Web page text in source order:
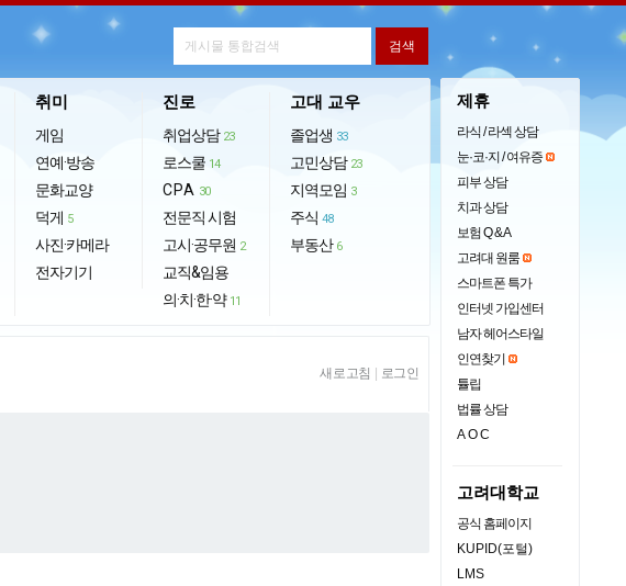
취미
게임
연예·방송
문화교양
덕게 5
사진·카메라
전자기기
진로
취업상담 23
로스쿨 14
CPA 30
전문직 시험
고시·공무원 2
교직&임용
의·치·한·약 11
고대 교우
졸업생 33
고민상담 23
지역모임 3
주식 48
부동산 6
새로고침 로그인
제휴
라식 / 라섹 상담
눈·코·지 / 여유증
피부 상담
치과 상담
보험 Q & A
고려대 원룸
스마트폰 특가
인터넷 가입센터
남자 헤어스타일
인연찾기
튤립
법률 상담
AOC
고려대학교
공식 홈페이지
KUPID(포털)
LMS